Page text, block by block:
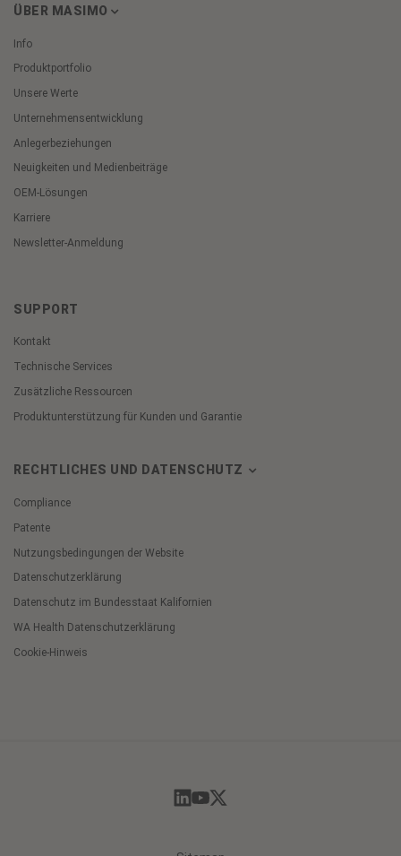
ÜBER MASIMO
Info
Produktportfolio
Unsere Werte
Unternehmensentwicklung
Anlegerbeziehungen
Neuigkeiten und Medienbeiträge
OEM-Lösungen
Karriere
Newsletter-Anmeldung
SUPPORT
Kontakt
Technische Services
Zusätzliche Ressourcen
Produktunterstützung für Kunden und Garantie
RECHTLICHES UND DATENSCHUTZ
Compliance
Patente
Nutzungsbedingungen der Website
Datenschutzerklärung
Datenschutz im Bundesstaat Kalifornien
WA Health Datenschutzerklärung
Cookie-Hinweis